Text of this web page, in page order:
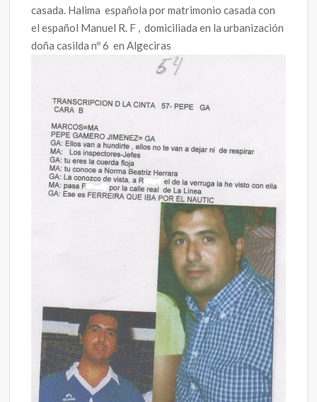
casada. Halima española por matrimonio casada con
el español Manuel R. F , domiciliada en la urbanización
doña casilda nº 6 en Algeciras